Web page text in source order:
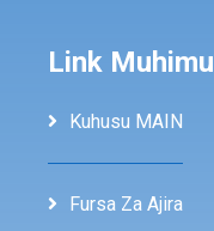
Link Muhimu
Kuhusu MAIN
Fursa Za Ajira